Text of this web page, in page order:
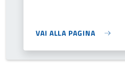
VAI ALLA PAGINA